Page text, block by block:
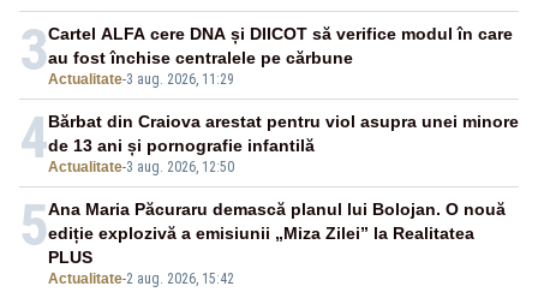
3Actualitate-3 aug. 2026, 11:29
Cartel ALFA cere DNA și DIICOT să verifice modul în care
au fost închise centralele pe cărbune
4Actualitate-3 aug. 2026, 12:50
Bărbat din Craiova arestat pentru viol asupra unei minore
de 13 ani și pornografie infantilă
5
Actualitate-2 aug. 2026, 15:42
Ana Maria Păcuraru demască planul lui Bolojan. O nouă
ediție explozivă a emisiunii „Miza Zilei” la Realitatea
PLUS